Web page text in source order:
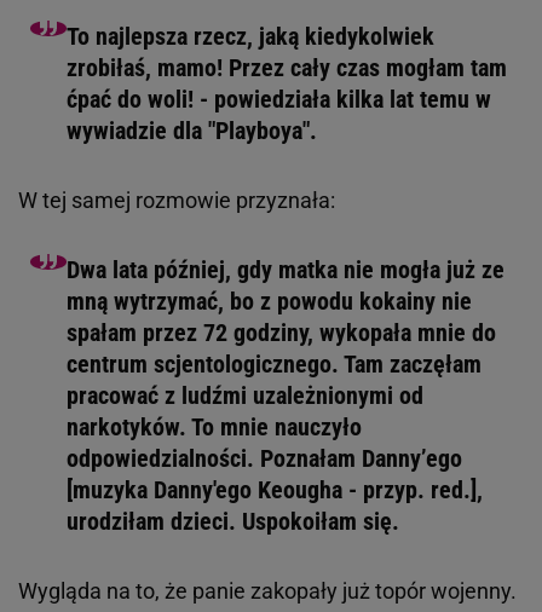
To najlepsza rzecz, jaką kiedykolwiek
zrobiłaś, mamo! Przez cały czas mogłam tam
ćpać do woli! - powiedziała kilka lat temu w
wywiadzie dla "Playboya".
W tej samej rozmowie przyznała:
Dwa lata później, gdy matka nie mogła już ze
mną wytrzymać, bo z powodu kokainy nie
spałam przez 72 godziny, wykopała mnie do
centrum scjentologicznego. Tam zaczęłam
pracować z ludźmi uzależnionymi od
narkotyków. To mnie nauczyło
odpowiedzialności. Poznałam Danny’ego
[muzyka Danny'ego Keougha - przyp. red.],
urodziłam dzieci. Uspokoiłam się.
Wygląda na to, że panie zakopały już topór wojenny.